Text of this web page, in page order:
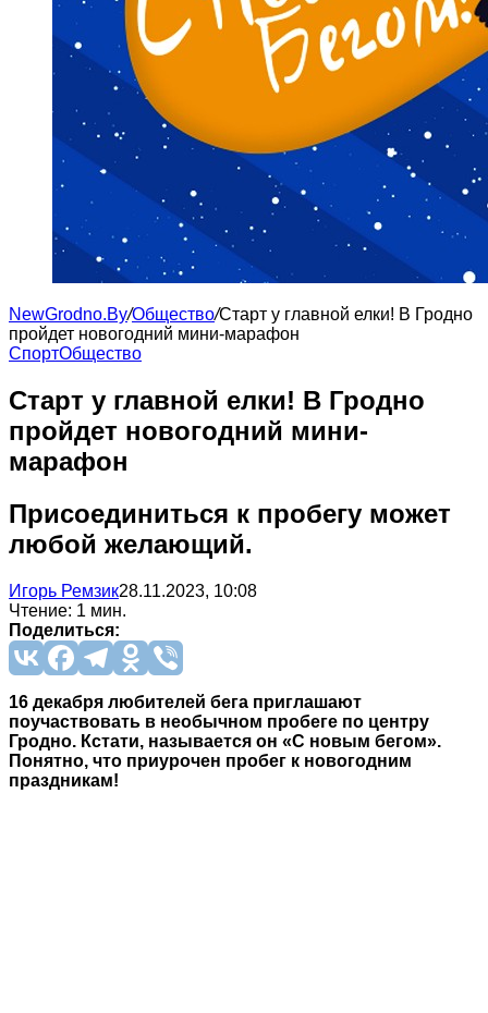
NewGrodno.By/Общество/Старт у главной елки! В Гродно
пройдет новогодний мини-марафон
CпортОбщество
Старт у главной елки! В Гродно
пройдет новогодний мини-
марафон
Присоединиться к пробегу может
любой желающий.
Игорь Ремзик28.11.2023, 10:08
Чтение: 1 мин.
Поделиться:
16 декабря любителей бега приглашают
поучаствовать в необычном пробеге по центру
Гродно. Кстати, называется он «С новым бегом».
Понятно, что приурочен пробег к новогодним
праздникам!